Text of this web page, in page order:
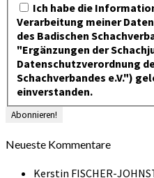
Ich habe die
Verarbeitung meiner
des Badischen
"Ergänzungen der
Datenschutzverordnung
Schachverbandes e.V.")
einverstanden.
Neueste Kommentare
Kerstin FISCHER-